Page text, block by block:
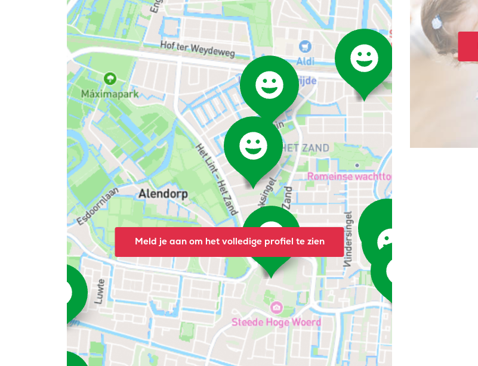
Meld je aan om het volledige profiel te zien